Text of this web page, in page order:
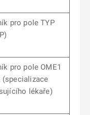
pro pole TYP
pro pole OME1
(specializace
lékaře)